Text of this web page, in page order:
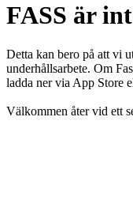
FASS är
Detta kan bero på att vi
underhållsarbete. Om
ladda ner via App Store
Välkommen åter vid ett